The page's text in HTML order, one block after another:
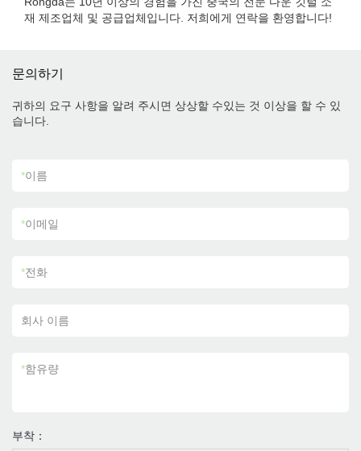
재 제조업체 및 공급업체입니다. 저희에게 연락을 환영합니다!
문의하기
귀하의 요구 사항을 알려 주시면 상상할 수있는 것 이상을 할 수 있
습니다.
*이름
*이메일
*전화
회사 이름
*함유량
부착：